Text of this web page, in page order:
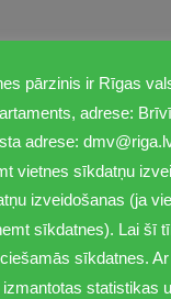
pārzinis ir Rīgas
adrese:
adrese:
vietnes sīkdatņu
izveidošanas (ja
sīkdatnes). Lai šī
sīkdatnes.
statistikas